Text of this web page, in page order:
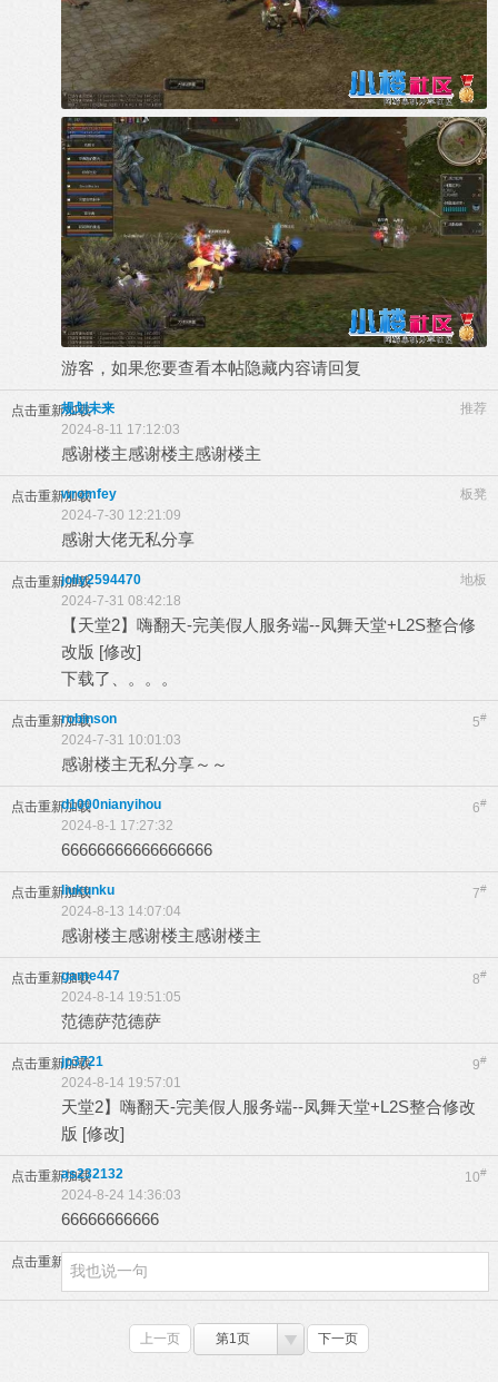
游客，如果您要查看本帖隐藏内容请回复
点击重新加载 推荐
规划未来
2024-8-11 17:12:03
感谢楼主感谢楼主感谢楼主
点击重新加载 板凳
wromfey
2024-7-30 12:21:09
感谢大佬无私分享
点击重新加载 地板
jolly2594470
2024-7-31 08:42:18
【天堂2】嗨翻天-完美假人服务端--凤舞天堂+L2S整合修
改版 [修改]
下载了、。。。
点击重新加载 5#
robinson
2024-7-31 10:01:03
感谢楼主无私分享～～
点击重新加载 6#
d1000nianyihou
2024-8-1 17:27:32
66666666666666666
点击重新加载 7#
liukunku
2024-8-13 14:07:04
感谢楼主感谢楼主感谢楼主
点击重新加载 8#
game447
2024-8-14 19:51:05
范德萨范德萨
点击重新加载 9#
jp3721
2024-8-14 19:57:01
天堂2】嗨翻天-完美假人服务端--凤舞天堂+L2S整合修改
版 [修改]
点击重新加载 10#
as232132
2024-8-24 14:36:03
66666666666
点击重新加载
上一页 第1页 下一页